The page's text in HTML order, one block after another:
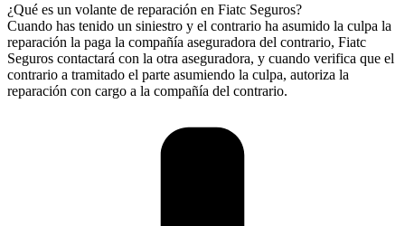
¿Qué es un volante de reparación en Fiatc Seguros?
Cuando has tenido un siniestro y el contrario ha asumido la culpa la
reparación la paga la compañía aseguradora del contrario, Fiatc
Seguros contactará con la otra aseguradora, y cuando verifica que el
contrario a tramitado el parte asumiendo la culpa, autoriza la
reparación con cargo a la compañía del contrario.